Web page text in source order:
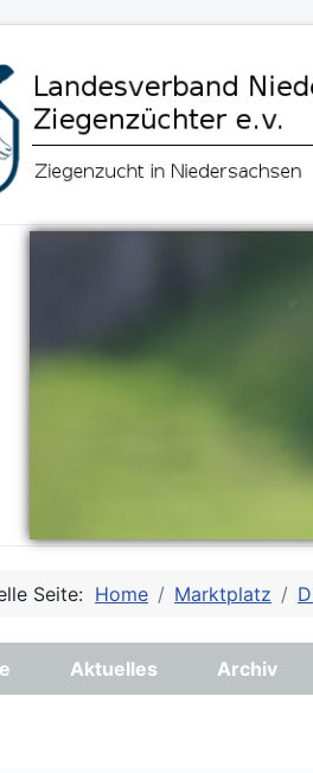
Seite: Home Marktplatz
Aktuelles Archiv